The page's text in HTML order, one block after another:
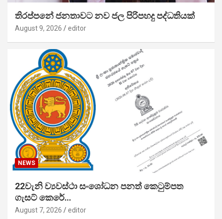
තිරප්පනේ ජනතාවට නව ජල පිරිපහදු පද්ධතියක්
August 9, 2026 editor
NEWS
22වැනි ව්‍යවස්ථා සංශෝධන පනත් කෙටුම්පත
ගැසට් කෙරේ…
August 7, 2026 editor